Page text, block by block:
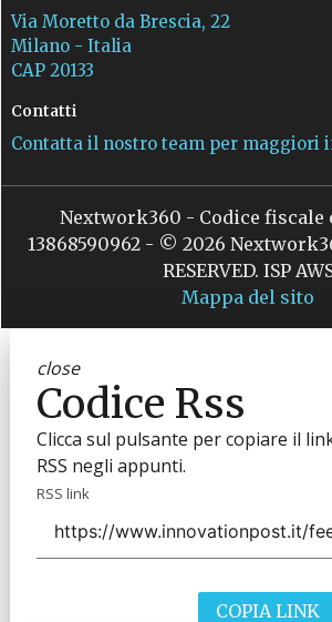
Via Moretto da Brescia, 22
Milano - Italia
CAP 20133
Contatti
Contatta il nostro team per maggiori
Nextwork360 - Codice fiscale
13868590962 - © 2026
RESERVED. ISP
Mappa del sito
close
Codice Rss
Clicca sul pulsante per copiare il
RSS negli appunti.
RSS link
COPIA LINK